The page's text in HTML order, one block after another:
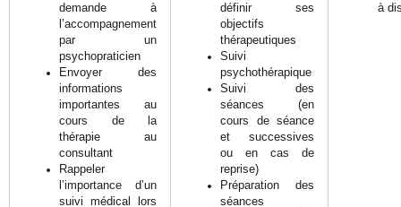
demande à
l’accompagnement
par un
psychopraticien
Envoyer des
informations
importantes au
cours de la
thérapie au
consultant
Rappeler
l’importance d’un
suivi médical lors
définir ses
objectifs
thérapeutiques
Suivi
psychothérapique
Suivi des
séances (en
cours de séance
et successives
ou en cas de
reprise)
Préparation des
séances
à